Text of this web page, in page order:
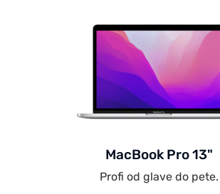
MacBook Pro 13"
Profi od glave do pete.